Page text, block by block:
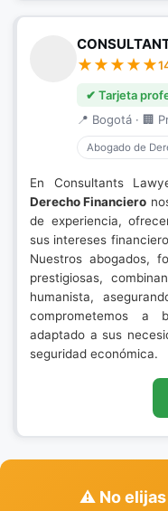
✔ Tarjeta
📍 Bogotá · 🏢
Abogado de
En Consultants
Derecho Financiero
de experiencia,
sus intereses
Nuestros abogados,
prestigiosas,
humanista,
comprometemos a
adaptado a sus
seguridad económica.
⚠️ No elijas